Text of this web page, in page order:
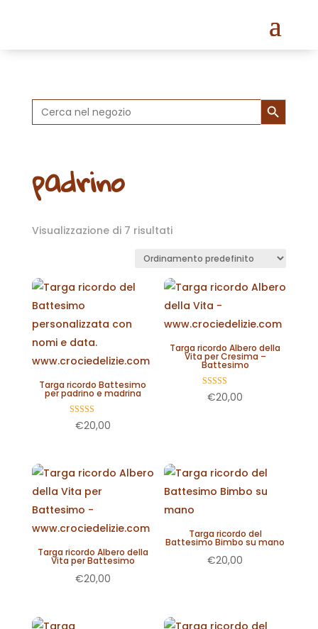
Search
for:
Search Button
padrino
Visualizzazione di 7 risultati
Targa ricordo Battesimo
per padrino e madrina
Valutato
5.00
€20,00
Targa ricordo Albero della
Vita per Cresima –
Battesimo
Valutato
5.00
€20,00
Targa ricordo Albero della
Vita per Battesimo
€20,00
Targa ricordo del
Battesimo Bimbo su mano
€20,00